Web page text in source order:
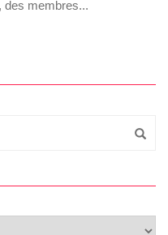
des membres...